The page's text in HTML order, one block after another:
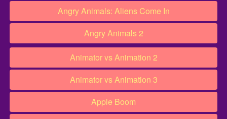
Angry Animals: Aliens Come In
Angry Animals 2
Animator vs Animation 2
Animator vs Animation 3
Apple Boom